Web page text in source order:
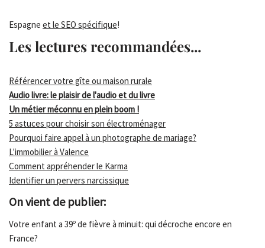
Espagne et le SEO spécifique!
Les lectures recommandées...
Référencer votre gîte ou maison rurale
Audio livre: le plaisir de l'audio et du livre
Un métier méconnu en plein boom !
5 astuces pour choisir son électroménager
Pourquoi faire appel à un photographe de mariage?
L'immobilier à Valence
Comment appréhender le Karma
Identifier un pervers narcissique
On vient de publier:
Votre enfant a 39º de fièvre à minuit: qui décroche encore en
France?